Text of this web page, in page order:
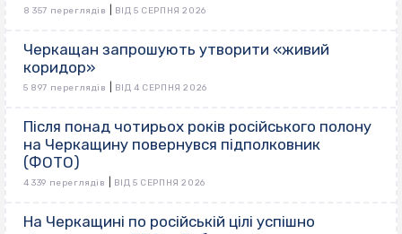
8 357 переглядів ВІД 5 СЕРПНЯ 2026
Черкащан запрошують утворити «живий
коридор»
5 897 переглядів ВІД 4 СЕРПНЯ 2026
Після понад чотирьох років російського полону
на Черкащину повернувся підполковник
(ФОТО)
4 339 переглядів ВІД 5 СЕРПНЯ 2026
На Черкащині по російській цілі успішно